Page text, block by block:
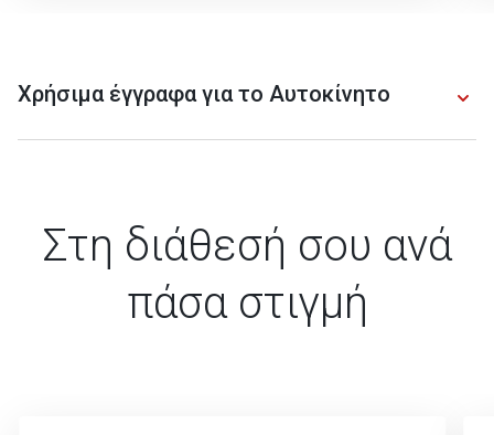
Χρήσιμα έγγραφα για το Αυτοκίνητο
Στη διάθεσή σου ανά
πάσα στιγμή